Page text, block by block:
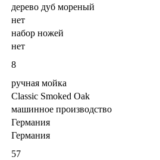
дерево дуб мореный
нет
набор ножей
нет
8
ручная мойка
Classic Smoked Oak
машинное производство
Германия
Германия
57